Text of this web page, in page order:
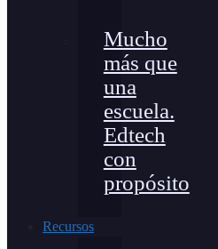
Mucho
más que
una
escuela.
Edtech
con
propósito
Recursos